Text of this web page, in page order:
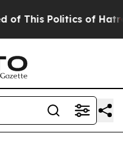
Politics of Hatred”